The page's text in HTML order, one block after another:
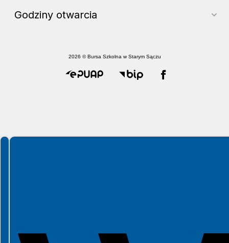
Godziny otwarcia
2026 © Bursa Szkolna w Starym Sączu
Spełniamy standardy WCAG 2.2
Spełniamy standardy W3C